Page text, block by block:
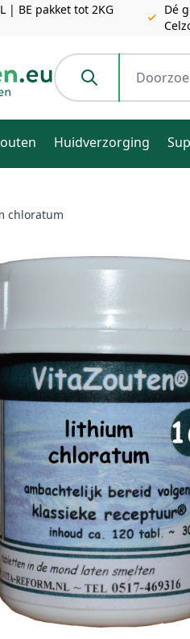
| BE pakket tot 2KG
Dé
Doorzoek de hele
Huidverzorging
chloratum